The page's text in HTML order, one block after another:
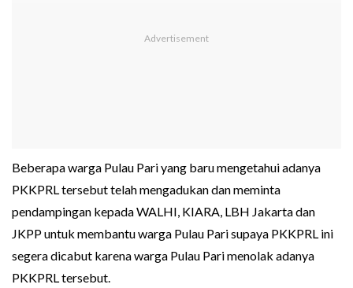
Beberapa warga Pulau Pari yang baru mengetahui adanya
PKKPRL tersebut telah mengadukan dan meminta
pendampingan kepada WALHI, KIARA, LBH Jakarta dan
JKPP untuk membantu warga Pulau Pari supaya PKKPRL ini
segera dicabut karena warga Pulau Pari menolak adanya
PKKPRL tersebut.